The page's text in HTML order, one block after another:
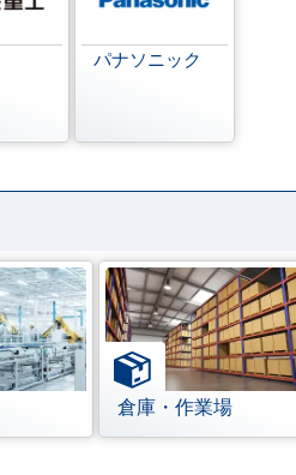
パナソニック
倉庫・作業場